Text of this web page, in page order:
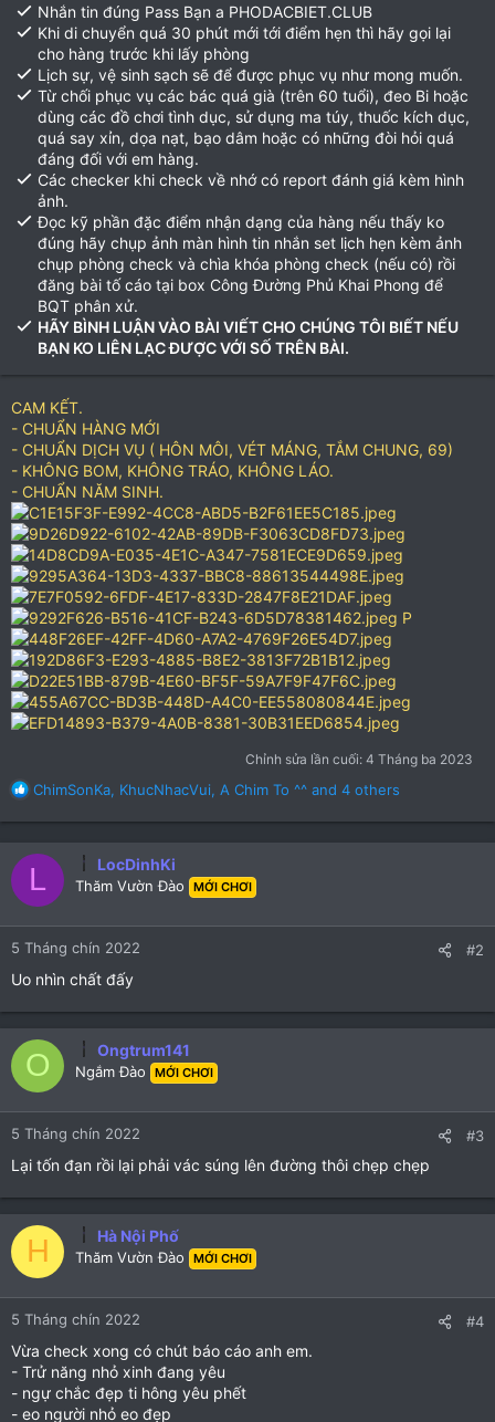
Nhắn tin đúng Pass Bạn a PHODACBIET.CLUB
Khi di chuyển quá 30 phút mới tới điểm hẹn thì hãy gọi lại
cho hàng trước khi lấy phòng
Lịch sự, vệ sinh sạch sẽ để được phục vụ như mong muốn.
Từ chối phục vụ các bác quá già (trên 60 tuổi), đeo Bi hoặc
dùng các đồ chơi tình dục, sử dụng ma túy, thuốc kích dục,
quá say xỉn, dọa nạt, bạo dâm hoặc có những đòi hỏi quá
đáng đối với em hàng.
Các checker khi check về nhớ có report đánh giá kèm hình
ảnh.
Đọc kỹ phần đặc điểm nhận dạng của hàng nếu thấy ko
đúng hãy chụp ảnh màn hình tin nhắn set lịch hẹn kèm ảnh
chụp phòng check và chìa khóa phòng check (nếu có) rồi
đăng bài tố cáo tại box Công Đường Phủ Khai Phong để
BQT phân xử.
HÃY BÌNH LUẬN VÀO BÀI VIẾT CHO CHÚNG TÔI BIẾT NẾU
BẠN KO LIÊN LẠC ĐƯỢC VỚI SỐ TRÊN BÀI.
CAM KẾT.
- CHUẨN HÀNG MỚI
- CHUẨN DỊCH VỤ ( HÔN MÔI, VÉT MÁNG, TẮM CHUNG, 69)
- KHÔNG BOM, KHÔNG TRÁO, KHÔNG LÁO.
- CHUẨN NĂM SINH.
P
Chỉnh sửa lần cuối: 4 Tháng ba 2023
R
c
t
i
o
n
s
ChimSonKa, KhucNhacVui, A Chim To ^^ and 4 others
L LocDinhKi
Thăm Vườn Đào MỚI CHƠI
5 Tháng chín 2022 #2
Uo nhìn chất đấy
O Ongtrum141
Ngắm Đào MỚI CHƠI
5 Tháng chín 2022 #3
Lại tốn đạn rồi lại phải vác súng lên đường thôi chẹp chẹp
H Hà Nội Phố
Thăm Vườn Đào MỚI CHƠI
5 Tháng chín 2022 #4
Vừa check xong có chút báo cáo anh em.
- Trử năng nhỏ xinh đang yêu
- ngự chắc đẹp ti hông yêu phết
- eo người nhỏ eo đẹp